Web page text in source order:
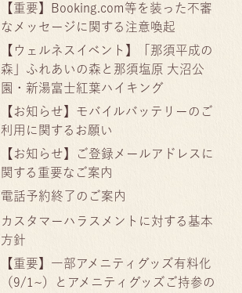
【重要】Booking.com等を装った不審
なメッセージに関する注意喚起
【ウェルネスイベント】「那須平成の
森」ふれあいの森と那須塩原 大沼公
園・新湯富士紅葉ハイキング
【お知らせ】モバイルバッテリーのご
利用に関するお願い
【お知らせ】ご登録メールアドレスに
関する重要なご案内
電話予約終了のご案内
カスタマーハラスメントに対する基本
方針
【重要】一部アメニティグッズ有料化
（9/1~）とアメニティグッズご持参の